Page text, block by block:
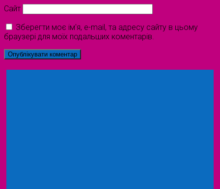
Сайт
Зберегти моє ім'я, e-mail, та адресу сайту в цьому
браузері для моїх подальших коментарів.